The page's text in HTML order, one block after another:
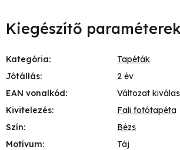
Kiegészítő
Kategória:
Tapéták
Jótállás:
2 év
EAN vonalkód:
Változat
Kivitelezés:
Fali fotótapéta
Szín:
Bézs
Motívum:
Táj